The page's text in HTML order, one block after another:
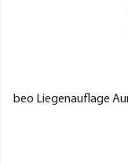
beo Liegenauflage